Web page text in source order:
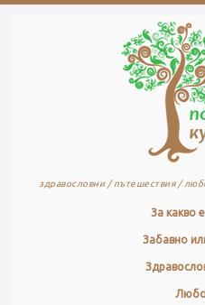
здравословни / пътешествия /
За какво
Забавно